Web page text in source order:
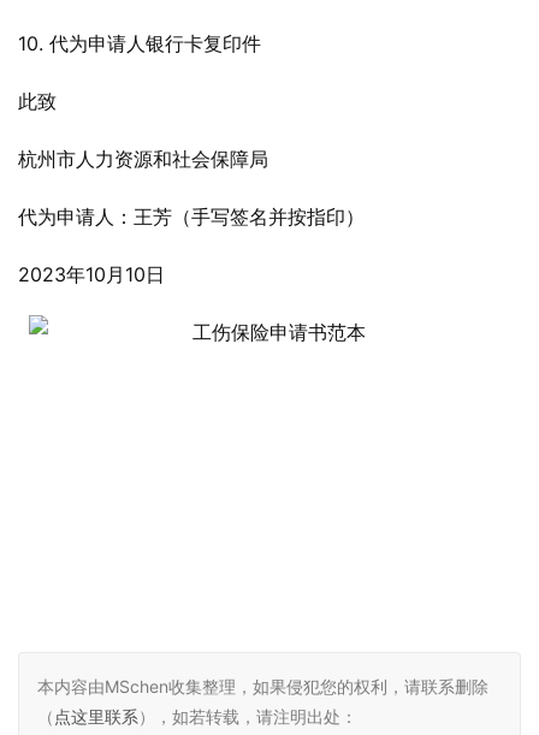
10. 代为申请人银行卡复印件
此致
杭州市人力资源和社会保障局
代为申请人：王芳（手写签名并按指印）
2023年10月10日
本内容由MSchen收集整理，如果侵犯您的权利，请联系删除
（ 点这里联系），如若转载，请注明出处：